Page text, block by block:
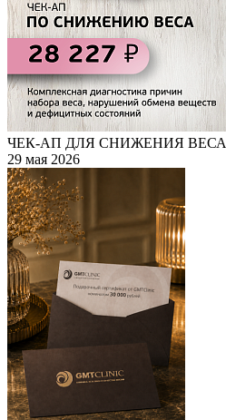
ЧЕК-АП ДЛЯ СНИЖЕНИЯ ВЕСА
29 мая 2026